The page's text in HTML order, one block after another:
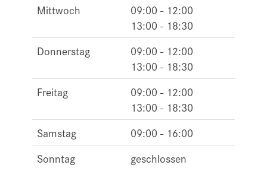
Mittwoch
09:00 - 12:00
13:00 - 18:30
Donnerstag
09:00 - 12:00
13:00 - 18:30
Freitag
09:00 - 12:00
13:00 - 18:30
Samstag
09:00 - 16:00
Sonntag
geschlossen